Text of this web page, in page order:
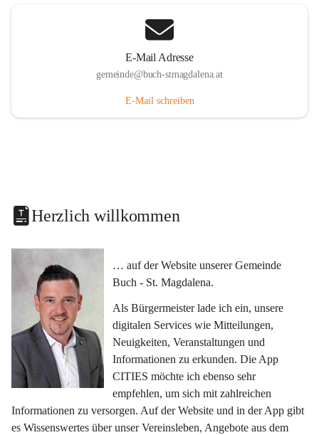
E-Mail Adresse
gemeinde@buch-stmagdalena.at
E-Mail schreiben
Herzlich willkommen
… auf der Website unserer Gemeinde
Buch - St. Magdalena.
Als Bürgermeister lade ich ein, unsere
digitalen Services wie Mitteilungen,
Neuigkeiten, Veranstaltungen und
Informationen zu erkunden. Die App
CITIES möchte ich ebenso sehr
empfehlen, um sich mit zahlreichen
Informationen zu versorgen. Auf der Website und in der App gibt
es Wissenswertes über unser Vereinsleben, Angebote aus dem